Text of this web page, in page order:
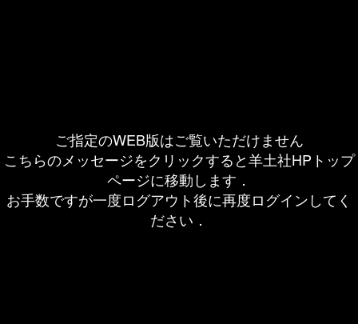
ご指定のWEB版はご覧いただけません
こちらのメッセージをクリックすると羊土社HPトップ
ページに移動します．
お手数ですが一度ログアウト後に再度ログインしてく
ださい．